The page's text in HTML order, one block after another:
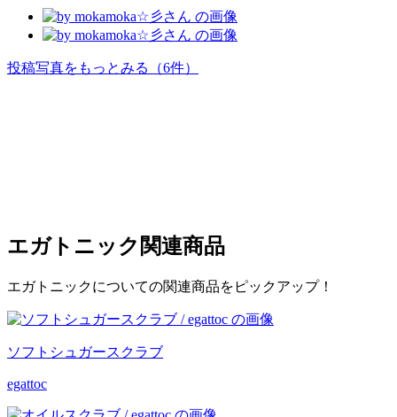
投稿写真をもっとみる （6件）
エガトニック 関連商品
エガトニックについての関連商品をピックアップ！
ソフトシュガースクラブ
egattoc